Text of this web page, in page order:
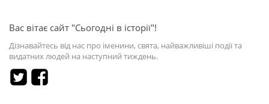
Вас вітає сайт "Сьогодні в історії"!
Дізнавайтесь від нас про іменини, свята, найважливіші події та
видатних людей на наступний тиждень.